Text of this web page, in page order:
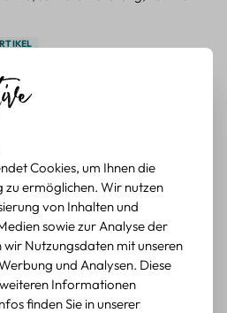
Motiven
gehen zu vielen Projekten,
Sticker Set – 45 Papier-
und Tiermotiven
von 5 von 5 Sternen
Monat Verifizierter Kauf
Cookies, um Ihnen die
zu ermöglichen. Wir nutzen
von Inhalten und
sowie zur Analyse der
Nutzungsdaten mit unseren
und Analysen. Diese
Informationen
finden Sie in unserer